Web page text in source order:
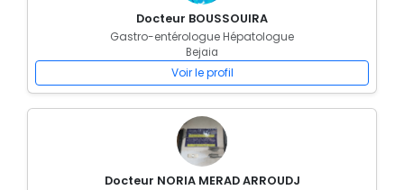
Docteur BOUSSOUIRA
Gastro-entérologue Hépatologue
Bejaia
Voir le profil
Docteur NORIA MERAD ARROUDJ